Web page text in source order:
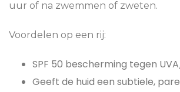
uur of na zwemmen of zweten.
Voordelen op een rij:
SPF 50 bescherming tegen
Geeft de huid een subtiele,